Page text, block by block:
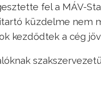
fel a MÁV-
küzdelme nem
kezdődtek a cég